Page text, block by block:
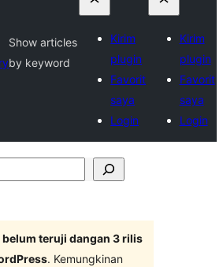
Show articles
by keyword
Kirim
plugin
Favorit
saya
Login
Kirim
plugin
Favorit
saya
Login
belum teruji dangan 3 rilis
. Kemungkinan